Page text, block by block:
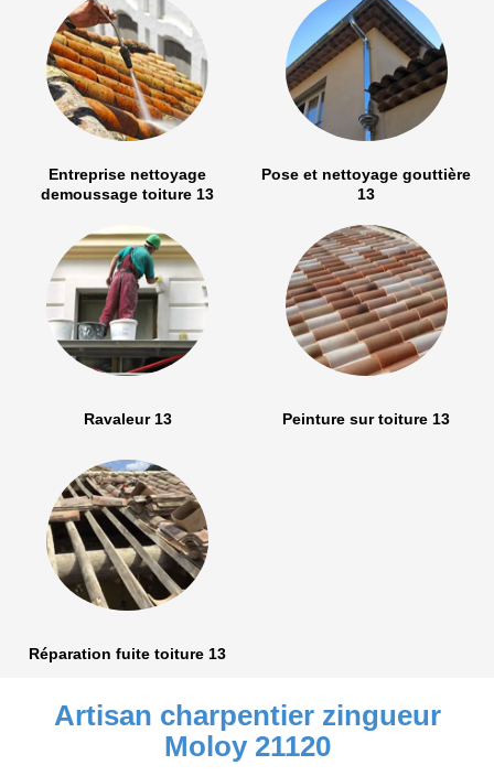
Entreprise nettoyage
demoussage toiture 13
Pose et nettoyage gouttière
13
Ravaleur 13 Peinture sur toiture 13
Réparation fuite toiture 13
Artisan charpentier zingueur
Moloy 21120